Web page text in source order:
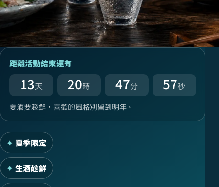
距離活動結束還有
13天 20時 47分 56秒
夏酒要趁鮮，喜歡的風格別留到明年。
夏季限定
生酒趁鮮